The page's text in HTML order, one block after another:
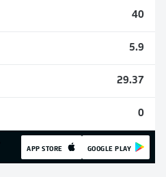
40
5.9
29.37
0
APP STORE GOOGLE PLAY